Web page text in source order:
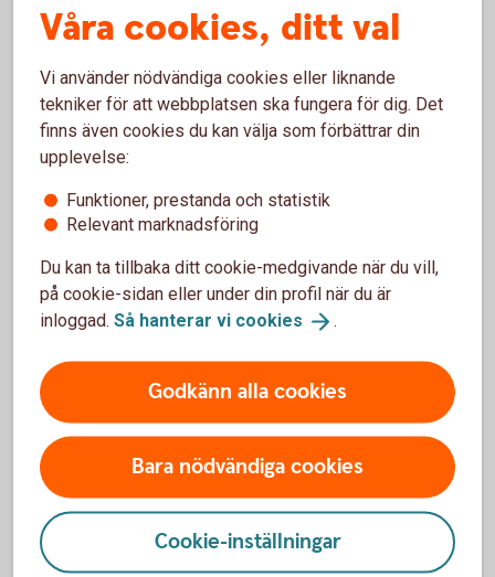
Emptying the car and moving into new apartment
Låna till fastighetsköp
Om ni ska köpa en fastighet är ett lån i Swedbank Hypotek
eller ett Företagslån en trygg och enkel investering.
Fastigheten används som säkerhet och ni kan sprida
Låna till fastighet via SwedbankHypotek
Företagslån
Våra cookies, ditt val
Vi använder nödvändiga cookies eller liknande
tekniker för att webbplatsen ska fungera för dig. Det
finns även cookies du kan välja som förbättrar din
upplevelse:
Funktioner, prestanda och statistik
Relevant marknadsföring
Du kan ta tillbaka ditt cookie-medgivande när du vill,
på cookie-sidan eller under din profil när du är
inloggad. Så hanterar vi cookies .
Godkänn alla cookies
Bara nödvändiga cookies
Cookie-inställningar